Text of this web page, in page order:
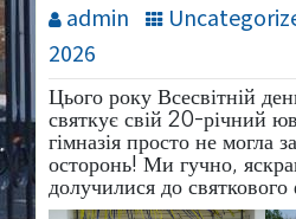
admin
2026
Цього року Всесвітній
святкує свій 20-річний
гімназія просто не могла
осторонь! Ми гучно,
долучилися до